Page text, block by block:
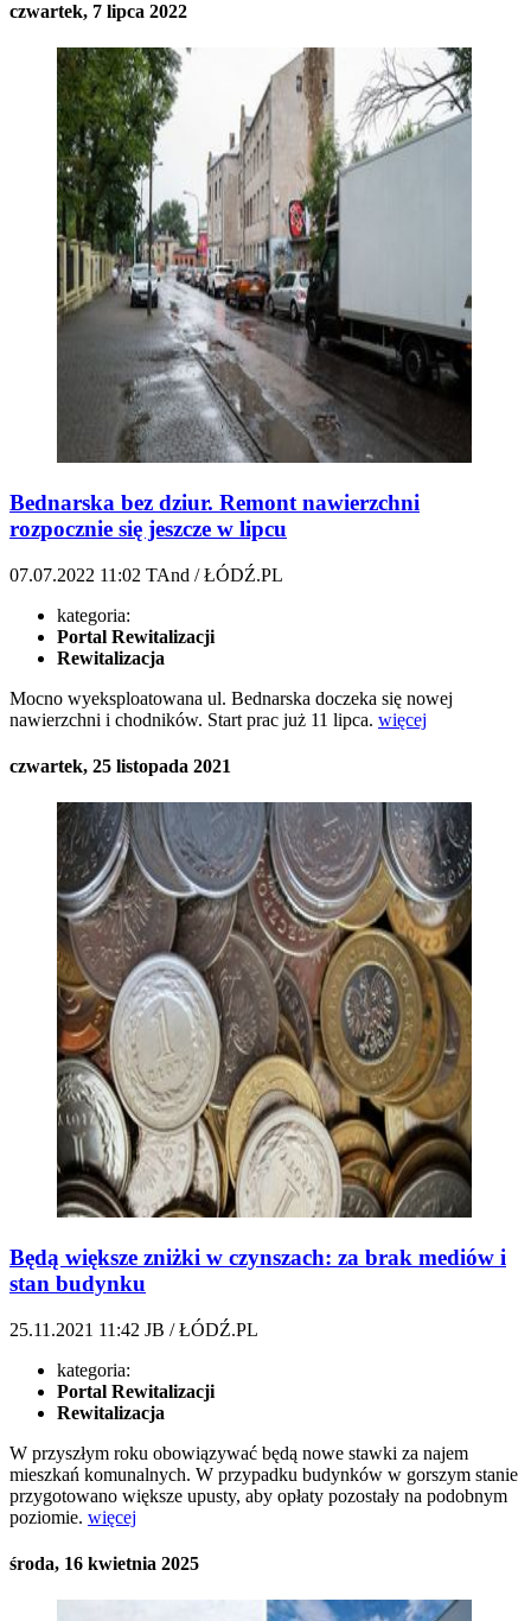
czwartek, 7 lipca 2022
Bednarska bez dziur. Remont nawierzchni
rozpocznie się jeszcze w lipcu
07.07.2022 11:02 TAnd / ŁÓDŹ.PL
kategoria:
Portal Rewitalizacji
Rewitalizacja
Mocno wyeksploatowana ul. Bednarska doczeka się nowej
nawierzchni i chodników. Start prac już 11 lipca. więcej
czwartek, 25 listopada 2021
Będą większe zniżki w czynszach: za brak mediów i
stan budynku
25.11.2021 11:42 JB / ŁÓDŹ.PL
kategoria:
Portal Rewitalizacji
Rewitalizacja
W przyszłym roku obowiązywać będą nowe stawki za najem
mieszkań komunalnych. W przypadku budynków w gorszym stanie
przygotowano większe upusty, aby opłaty pozostały na podobnym
poziomie. więcej
środa, 16 kwietnia 2025